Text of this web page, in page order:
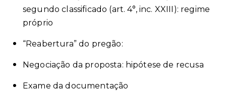
segundo classificado (art. 4°, inc. XXIII): regime
próprio
“Reabertura” do pregão:
Negociação da proposta: hipótese de recusa
Exame da documentação